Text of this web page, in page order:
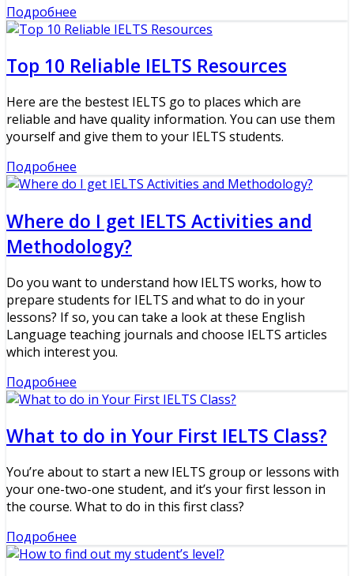
Подробнее
Top 10 Reliable IELTS Resources
Here are the bestest IELTS go to places which are
reliable and have quality information. You can use them
yourself and give them to your IELTS students.
Подробнее
Where do I get IELTS Activities and
Methodology?
Do you want to understand how IELTS works, how to
prepare students for IELTS and what to do in your
lessons? If so, you can take a look at these English
Language teaching journals and choose IELTS articles
which interest you.
Подробнее
What to do in Your First IELTS Class?
You’re about to start a new IELTS group or lessons with
your one-two-one student, and it’s your first lesson in
the course. What to do in this first class?
Подробнее